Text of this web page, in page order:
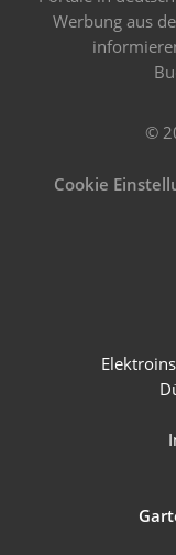
Werbung aus
©
Cookie